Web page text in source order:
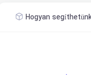
Hogyan